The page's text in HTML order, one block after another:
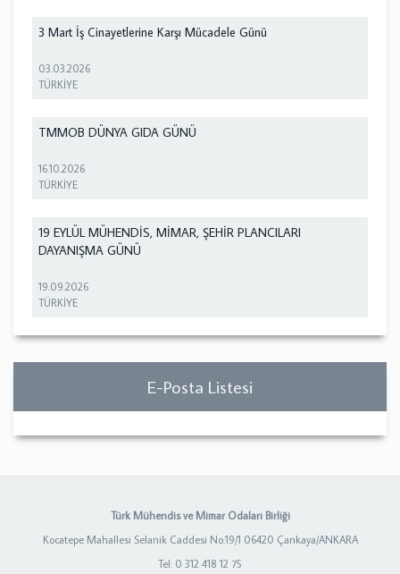
3 Mart İş Cinayetlerine Karşı Mücadele Günü
03.03.2026
TÜRKİYE
TMMOB DÜNYA GIDA GÜNÜ
16.10.2026
TÜRKİYE
19 EYLÜL MÜHENDİS, MİMAR, ŞEHİR PLANCILARI
DAYANIŞMA GÜNÜ
19.09.2026
TÜRKİYE
E-Posta Listesi
Türk Mühendis ve Mimar Odaları Birliği
Kocatepe Mahallesi Selanik Caddesi No:19/1 06420 Çankaya/ANKARA
Tel: 0 312 418 12 75